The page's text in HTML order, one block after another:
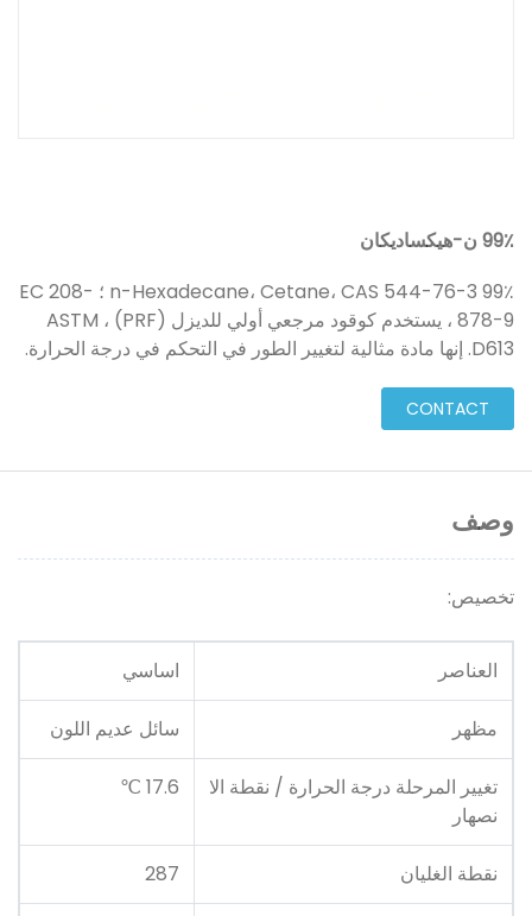
99٪ ن-هيكساديكان
99٪ n-Hexadecane، Cetane، CAS 544-76-3 ؛ EC 208-
878-9 ، يستخدم كوقود مرجعي أولي للديزل (PRF) ، ASTM
D613. إنها مادة مثالية لتغيير الطور في التحكم في درجة الحرارة.
CONTACT
وصف
تخصيص:
العناصر اساسي
مظهر سائل عديم اللون
تغيير المرحلة درجة الحرارة / نقطة الا
نصهار
17.6 ℃
نقطة الغليان 287